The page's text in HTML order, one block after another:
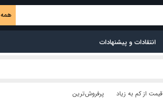
همه
انتقادات و پیشنهادات
قيمت از کم به زیاد پرفروش‌ترین